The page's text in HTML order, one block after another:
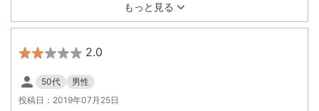
もっと見る
2.0
50代
男性
投稿日： 2019年07月25日